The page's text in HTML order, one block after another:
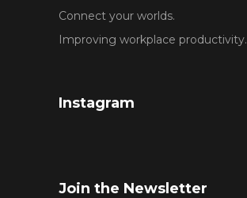
Connect your worlds.
Improving workplace productivity.
Instagram
Join the Newsletter